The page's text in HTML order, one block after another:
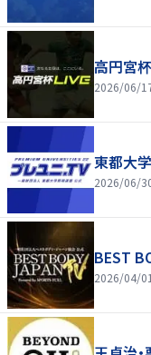
高円宮
2026/06/
東都大
2026/06/
BEST
2026/04/